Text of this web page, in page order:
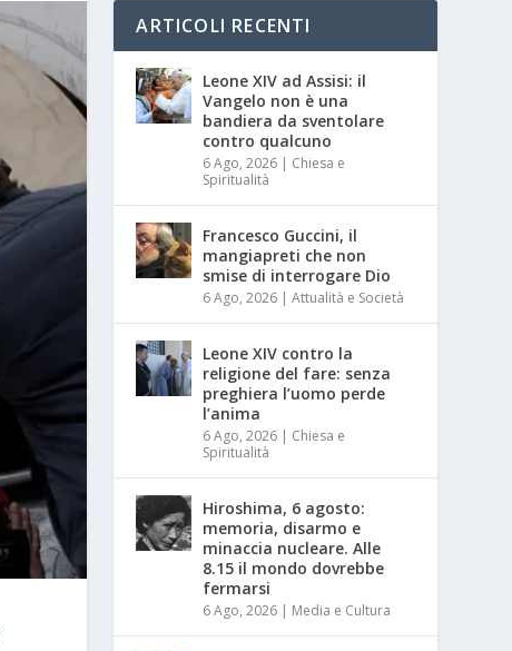
ARTICOLI RECENTI
Leone XIV ad Assisi: il
Vangelo non è una
bandiera da sventolare
contro qualcuno
6 Ago, 2026 | Chiesa e
Spiritualità
Francesco Guccini, il
mangiapreti che non
smise di interrogare Dio
6 Ago, 2026 |Attualità e Società
Leone XIV contro la
religione del fare: senza
preghiera l’uomo perde
l’anima
6 Ago, 2026 | Chiesa e
Spiritualità
Hiroshima, 6 agosto:
memoria, disarmo e
minaccia nucleare. Alle
8.15 il mondo dovrebbe
fermarsi
6 Ago, 2026 | Media e Cultura